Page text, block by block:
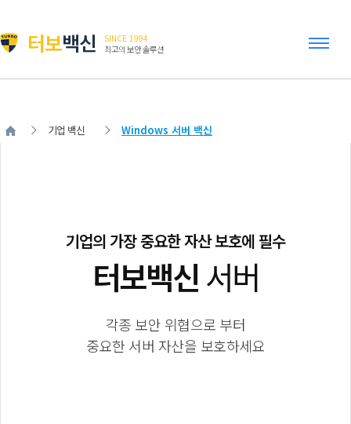
터보백신
SINCE 1994
최고의 보안 솔루션
기업 백신 Windows 서버 백신
기업의 가장 중요한 자산 보호에 필수
터보백신서버
각종 보안 위협으로 부터
중요한 서버 자산을 보호하세요